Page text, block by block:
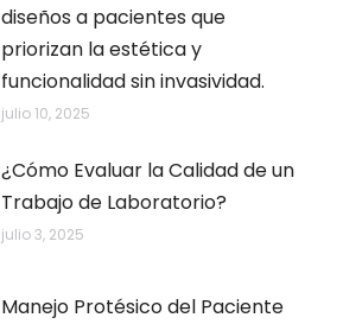
diseños a pacientes que
priorizan la estética y
funcionalidad sin invasividad.
julio 10, 2025
¿Cómo Evaluar la Calidad de un
Trabajo de Laboratorio?
julio 3, 2025
Manejo Protésico del Paciente